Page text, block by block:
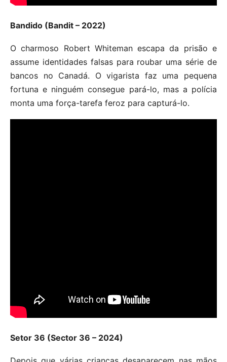
Bandido (Bandit – 2022)
O charmoso Robert Whiteman escapa da prisão e
assume identidades falsas para roubar uma série de
bancos no Canadá. O vigarista faz uma pequena
fortuna e ninguém consegue pará-lo, mas a polícia
monta uma força-tarefa feroz para capturá-lo.
Setor 36 (Sector 36 – 2024)